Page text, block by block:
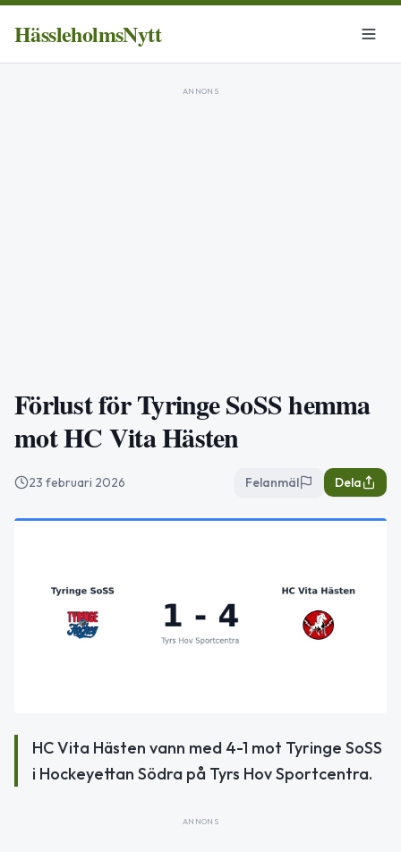
HässleholmsNytt
ANNONS
Förlust för Tyringe SoSS hemma
mot HC Vita Hästen
23 februari 2026 Felanmäl Dela
HC Vita Hästen vann med 4-1 mot Tyringe SoSS
i Hockeyettan Södra på Tyrs Hov Sportcentra.
ANNONS